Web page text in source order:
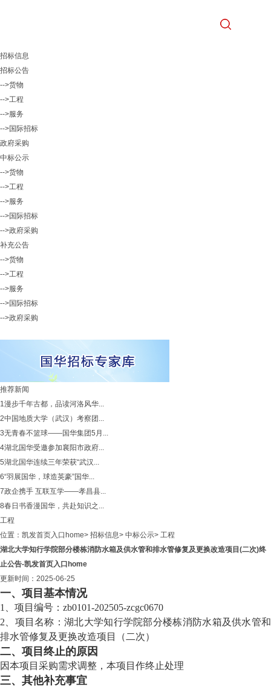
招标信息
招标公告
-->货物
-->工程
-->服务
-->国际招标
政府采购
中标公示
-->货物
-->工程
-->服务
-->国际招标
-->政府采购
补充公告
-->货物
-->工程
-->服务
-->国际招标
-->政府采购
推荐新闻
1漫步千年古都，品读河洛风华...
2中国地质大学（武汉）考察团...
3无青春不篮球——国华集团5月...
4湖北国华受邀参加襄阳市政府...
5湖北国华连续三年荣获“武汉...
6“羽展国华，球造英豪”国华...
7政企携手 互联互学——孝昌县...
8春日书香漫国华，共赴知识之...
工程
位置： 凯发首页入口home> 招标信息> 中标公示> 工程
湖北大学知行学院部分楼栋消防水箱及供水管和排水管修复及更换改造项目(二次)终
止公告-凯发首页入口home
更新时间：2025-06-25
一、项目基本情况
1、项目编号：zb0101-202505-zcgc0670
2、项目名称：湖北大学知行学院部分楼栋消防水箱及供水管和
排水管修复及更换改造项目（二次）
二、项目终止的原因
因本项目采购需求调整，本项目作终止处理
三、其他补充事宜